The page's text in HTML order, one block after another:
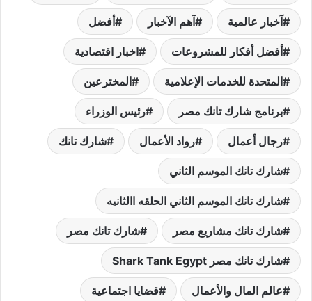
آخبار عالمية آهم الآخبار أفضل
أفضل أفكار للمشروعات اخبار اقتصادية
المتحدة للخدمات الإعلامية المخترعين
برنامج شارك تانك مصر رئيس الوزراء
رجال أعمال رواد الأعمال شارك تانك
شارك تانك الموسم الثاني
شارك تانك الموسم الثاني الحلقه االثانيه
شارك تانك مشاريع مصر شارك تانك مصر
شارك تانك مصر Shark Tank Egypt
عالم المال والأعمال قضايا اجتماعية